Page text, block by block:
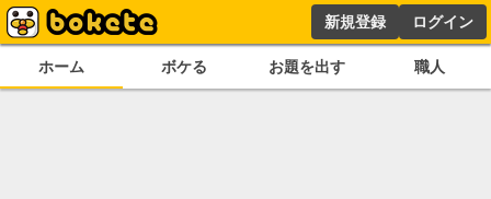
新規登録 ログイン
ホーム ボケる お題を出す 職人